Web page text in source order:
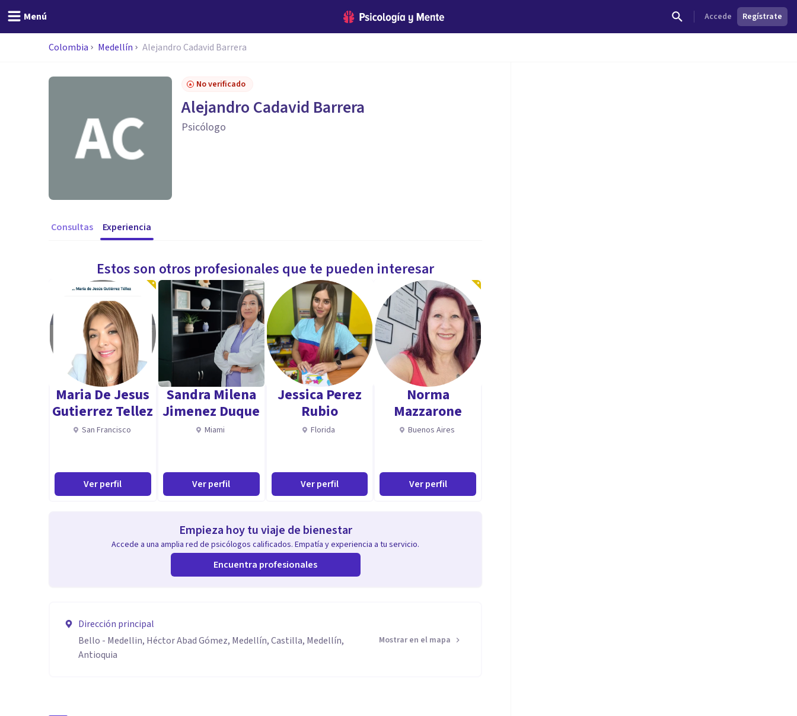
Menú Accede Regístrate
Colombia Medellín Alejandro Cadavid Barrera
No verificado
Alejandro Cadavid Barrera
Psicólogo
Consultas Experiencia
Estos son otros profesionales que te pueden interesar
Maria De Jesus
Gutierrez Tellez
San Francisco
Ver perfil
Sandra Milena
Jimenez Duque
Miami
Ver perfil
Jessica Perez
Rubio
Florida
Ver perfil
Norma
Mazzarone
Buenos Aires
Ver perfil
Empieza hoy tu viaje de bienestar
Accede a una amplia red de psicólogos calificados. Empatía y experiencia a tu servicio.
Encuentra profesionales
Dirección principal
Bello - Medellin, Héctor Abad Gómez, Medellín, Castilla, Medellín,
Antioquia
Mostrar en el mapa